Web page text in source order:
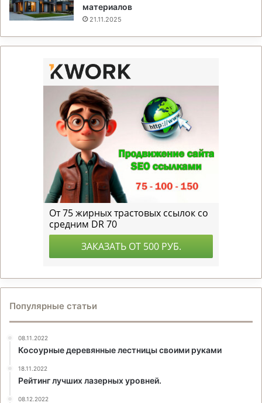
материалов
21.11.2025
Популярные статьи
08.11.2022
Косоурные деревянные лестницы своими руками
18.11.2022
Рейтинг лучших лазерных уровней.
08.12.2022